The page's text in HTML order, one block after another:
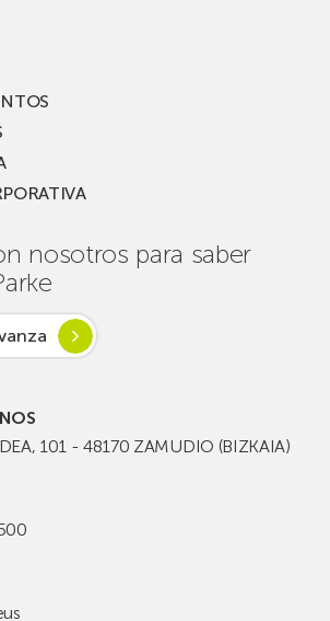
nosotros para saber
101 - 48170 ZAMUDIO (BIZKAIA)